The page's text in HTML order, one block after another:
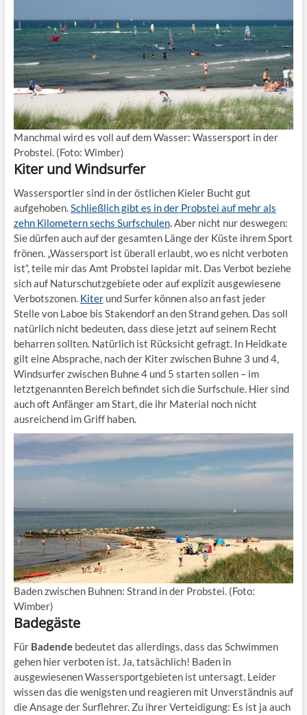
Manchmal wird es voll auf dem Wasser: Wassersport in der
Probstei. (Foto: Wimber)
Kiter und Windsurfer
Wassersportler sind in der östlichen Kieler Bucht gut
aufgehoben.Schließlich gibt es in der Probstei auf mehr als
zehn Kilometern sechs Surfschulen. Aber nicht nur deswegen:
Sie dürfen auch auf der gesamten Länge der Küste ihrem Sport
frönen. „Wassersport ist überall erlaubt, wo es nicht verboten
ist“, teile mir das Amt Probstei lapidar mit. Das Verbot beziehe
sich auf Naturschutzgebiete oder auf explizit ausgewiesene
Verbotszonen. Kiterund Surfer können also an fast jeder
Stelle von Laboe bis Stakendorf an den Strand gehen. Das soll
natürlich nicht bedeuten, dass diese jetzt auf seinem Recht
beharren sollten. Natürlich ist Rücksicht gefragt. In Heidkate
gilt eine Absprache, nach der Kiter zwischen Buhne 3 und 4,
Windsurfer zwischen Buhne 4 und 5 starten sollen – im
letztgenannten Bereich befindet sich die Surfschule. Hier sind
auch oft Anfänger am Start, die ihr Material noch nicht
ausreichend im Griff haben.
Baden zwischen Buhnen: Strand in der Probstei. (Foto:
Wimber)
Badegäste
Für Badendebedeutet das allerdings, dass das Schwimmen
gehen hier verboten ist. Ja, tatsächlich! Baden in
ausgewiesenen Wassersportgebieten ist untersagt. Leider
wissen das die wenigsten und reagieren mit Unverständnis auf
die Ansage der Surflehrer. Zu ihrer Verteidigung: Es ist ja auch